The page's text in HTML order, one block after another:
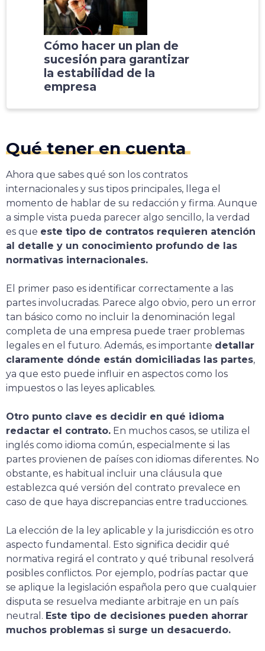
Cómo hacer un plan de
sucesión para garantizar
la estabilidad de la
empresa
Qué tener en cuenta
Ahora que sabes qué son los contratos
internacionales y sus tipos principales, llega el
momento de hablar de su redacción y firma. Aunque
a simple vista pueda parecer algo sencillo, la verdad
es que este tipo de contratos requieren atención
al detalle y un conocimiento profundo de las
normativas internacionales.
El primer paso es identificar correctamente a las
partes involucradas. Parece algo obvio, pero un error
tan básico como no incluir la denominación legal
completa de una empresa puede traer problemas
legales en el futuro. Además, es importante detallar
claramente dónde están domiciliadas las partes,
ya que esto puede influir en aspectos como los
impuestos o las leyes aplicables.
Otro punto clave es decidir en qué idioma
redactar el contrato. En muchos casos, se utiliza el
inglés como idioma común, especialmente si las
partes provienen de países con idiomas diferentes. No
obstante, es habitual incluir una cláusula que
establezca qué versión del contrato prevalece en
caso de que haya discrepancias entre traducciones.
La elección de la ley aplicable y la jurisdicción es otro
aspecto fundamental. Esto significa decidir qué
normativa regirá el contrato y qué tribunal resolverá
posibles conflictos. Por ejemplo, podrías pactar que
se aplique la legislación española pero que cualquier
disputa se resuelva mediante arbitraje en un país
neutral. Este tipo de decisiones pueden ahorrar
muchos problemas si surge un desacuerdo.